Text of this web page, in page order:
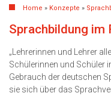
Home » Konzepte »
Sprachbildung
„Lehrerinnen und Lehrer
Schülerinnen und Schüler
Gebrauch der deutschen
sie sich über das